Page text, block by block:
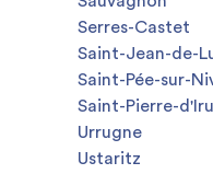
Serres-Castet
Saint-Jean-de-
Saint-Pée-sur-
Saint-Pierre-
Urrugne
Ustaritz